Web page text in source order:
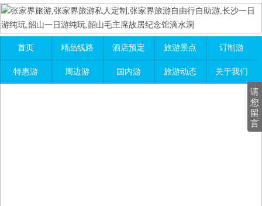
首页 精品线路 酒店预定 旅游景点 订制游
特惠游 周边游 国内游 旅游动态 关于我们
请
您
留
言